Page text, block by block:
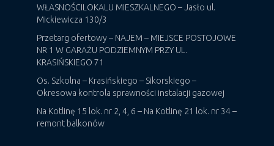
WŁASNOŚCILOKALU MIESZKALNEGO – Jasło ul.
Mickiewicza 130/3
Przetarg ofertowy – NAJEM – MIEJSCE POSTOJOWE
NR 1 W GARAŻU PODZIEMNYM PRZY UL.
KRASIŃSKIEGO 71
Os. Szkolna – Krasińskiego – Sikorskiego –
Okresowa kontrola sprawności instalacji gazowej
Na Kotlinę 15 lok. nr 2, 4, 6 – Na Kotlinę 21 lok. nr 34 –
remont balkonów